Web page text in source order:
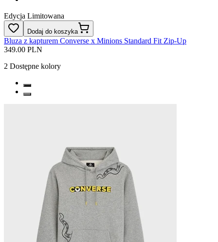
Edycja Limitowana
Dodaj do koszyka
Bluza z kapturem Converse x Minions Standard Fit Zip-Up
349.00 PLN
2 Dostępne kolory